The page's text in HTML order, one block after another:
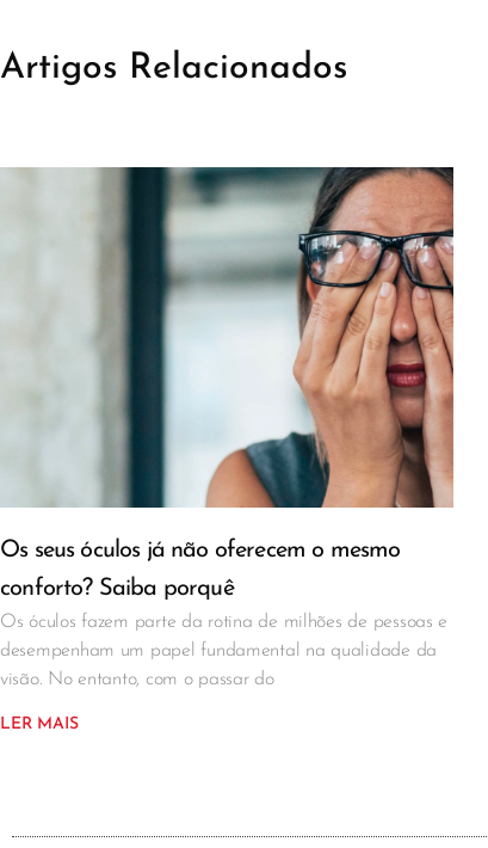
Artigos Relacionados
Os seus óculos já não oferecem o mesmo
conforto? Saiba porquê
Os óculos fazem parte da rotina de milhões de pessoas e
desempenham um papel fundamental na qualidade da
visão. No entanto, com o passar do
LER MAIS